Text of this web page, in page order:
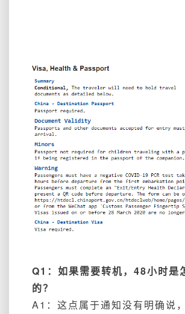
Q1：如果需要转机，48小时是
的？
A1：这点属于通知没有明确说